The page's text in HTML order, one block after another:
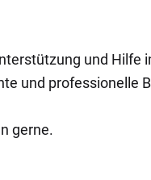
und Hilfe
und professionelle
gerne.